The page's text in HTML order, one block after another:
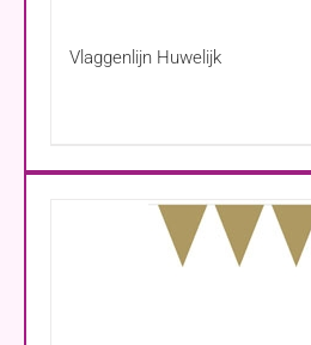
Vlaggenlijn Huwelijk